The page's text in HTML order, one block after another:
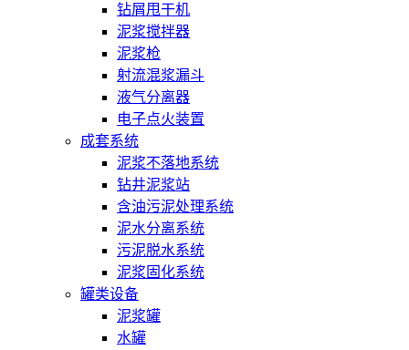
钻屑甩干机
泥浆搅拌器
泥浆枪
射流混浆漏斗
液气分离器
电子点火装置
成套系统
泥浆不落地系统
钻井泥浆站
含油污泥处理系统
泥水分离系统
污泥脱水系统
泥浆固化系统
罐类设备
泥浆罐
水罐